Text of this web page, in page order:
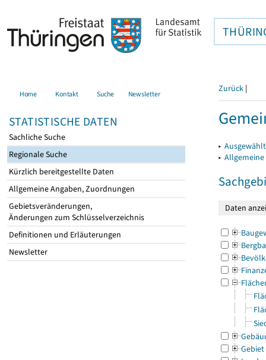
Home Kontakt Suche Newsletter
STATISTISCHE DATEN
Sachliche Suche
Regionale Suche
Kürzlich bereitgestellte Daten
Allgemeine Angaben, Zuordnungen
Gebietsveränderungen,
Änderungen zum Schlüsselverzeichnis
Definitionen und Erläuterungen
Newsletter
Zurück |
▸
▸
Gebiet